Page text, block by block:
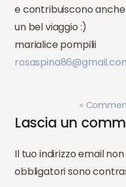
e contribuiscono
un bel viaggio :)
marialice pompilii
«
Lascia un
Il tuo indirizzo email
obbligatori sono